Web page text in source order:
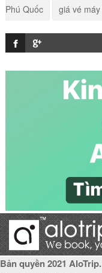
Hãng
Hãng
Hãng
Phú Quốc
giá vé
Bản quyền 2021